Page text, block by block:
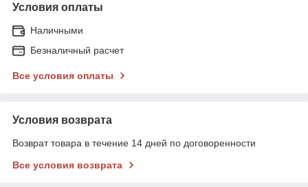
Условия оплаты
Наличными
Безналичный расчет
Все условия оплаты
Условия возврата
Возврат товара в течение 14 дней по договоренности
Все условия возврата